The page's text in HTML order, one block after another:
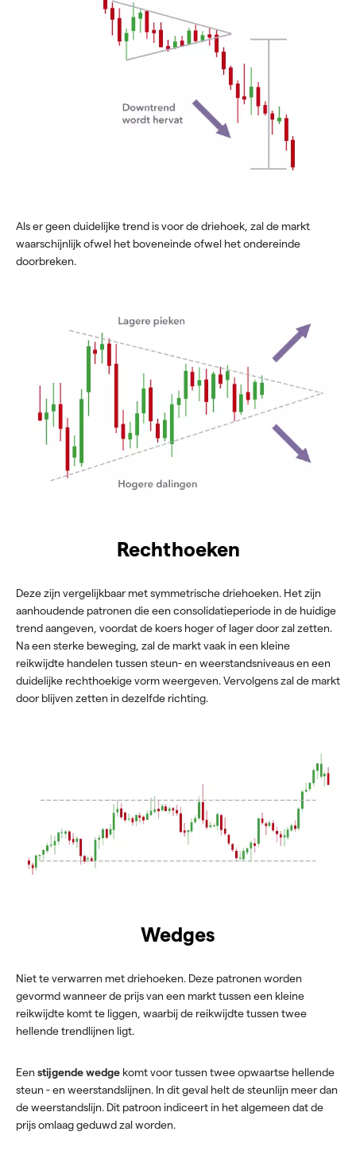
Als er geen duidelijke trend is voor de driehoek, zal de markt
waarschijnlijk ofwel het boveneinde ofwel het ondereinde
doorbreken.
Rechthoeken
Deze zijn vergelijkbaar met symmetrische driehoeken. Het zijn
aanhoudende patronen die een consolidatieperiode in de huidige
trend aangeven, voordat de koers hoger of lager door zal zetten.
Na een sterke beweging, zal de markt vaak in een kleine
reikwijdte handelen tussen steun- en weerstandsniveaus en een
duidelijke rechthoekige vorm weergeven. Vervolgens zal de markt
door blijven zetten in dezelfde richting.
Wedges
Niet te verwarren met driehoeken. Deze patronen worden
gevormd wanneer de prijs van een markt tussen een kleine
reikwijdte komt te liggen, waarbij de reikwijdte tussen twee
hellende trendlijnen ligt.
Een stijgende wedge komt voor tussen twee opwaartse hellende
steun - en weerstandslijnen. In dit geval helt de steunlijn meer dan
de weerstandslijn. Dit patroon indiceert in het algemeen dat de
prijs omlaag geduwd zal worden.